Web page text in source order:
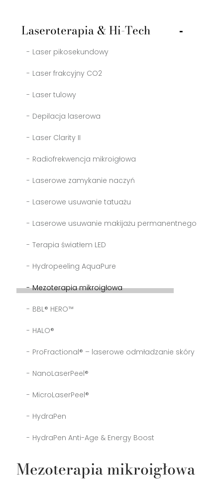
Laseroterapia & Hi-Tech
Laser pikosekundowy
Laser frakcyjny CO2
Laser tulowy
Depilacja laserowa
Laser Clarity II
Radiofrekwencja mikroigłowa
Laserowe zamykanie naczyń
Laserowe usuwanie tatuażu
Laserowe usuwanie makijażu permanentnego
Terapia światłem LED
Hydropeeling AquaPure
Mezoterapia mikroigłowa
BBL® HERO™
HALO®
ProFractional® – laserowe odmładzanie skóry
NanoLaserPeel®
MicroLaserPeel®
HydraPen
HydraPen Anti-Age & Energy Boost
Mezoterapia mikroigłowa